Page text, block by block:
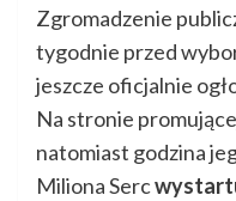
Zgromadzenie
tygodnie przed
jeszcze oficjalnie
Na stronie
natomiast godzina
Miliona Serc